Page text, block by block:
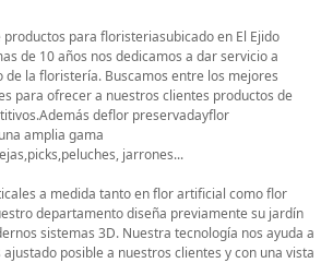
para floristeriasubicado en El Ejido
de 10 años nos dedicamos a dar servicio a
de la floristería. Buscamos entre los mejores
para ofrecer a nuestros clientes productos de
deflor preservadayflor
amplia gama
jarrones...
a medida tanto en flor artificial como flor
departamento diseña previamente su jardín
sistemas 3D. Nuestra tecnología nos ayuda a
posible a nuestros clientes y con una vista